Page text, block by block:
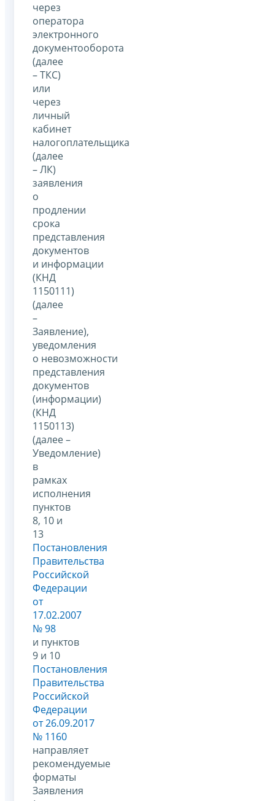
через
оператора
электронного
документооборота
(далее
– ТКС)
или
через
личный
кабинет
налогоплательщика
(далее
– ЛК)
заявления
о
продлении
срока
представления
документов
и информации
(КНД
1150111)
(далее
–
Заявление),
уведомления
о невозможности
представления
документов
(информации)
(КНД
1150113)
(далее –
Уведомление)
в
рамках
исполнения
пунктов
8, 10 и
13
Постановления
Правительства
Российской
Федерации
от
17.02.2007
№ 98
и пунктов
9 и 10
Постановления
Правительства
Российской
Федерации
от 26.09.2017
№ 1160
направляет
рекомендуемые
форматы
Заявления